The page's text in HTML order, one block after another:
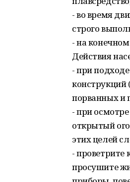
- во время
строго
- на
Действия
- при
конструкций
порванных и
- при
открытый
этих целей
- проветрите
просушите